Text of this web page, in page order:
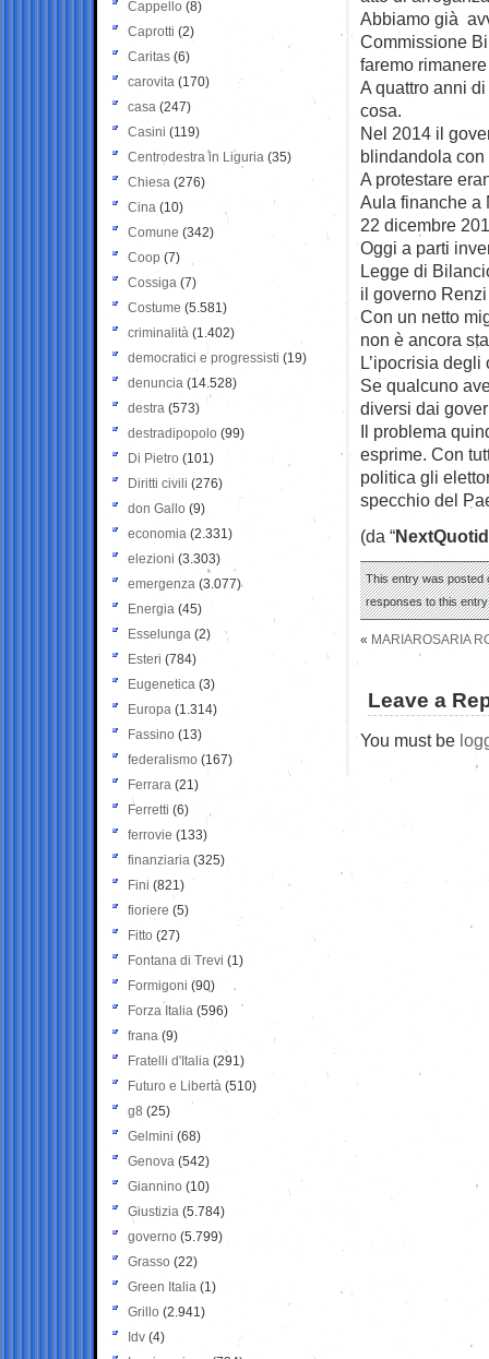
Abbiamo già
Commissione
faremo
A quattro anni
cosa.
Nel 2014 il
blindandola
A protestare
Aula finanche a
22 dicembre
Oggi a parti
Legge di
il governo
Con un netto
non è ancora
L’ipocrisia
Se qualcuno
diversi dai
Il problema
esprime. Con
politica gli
specchio del
(da “
This entry was posted
responses to this
« MARIAROSARIA
Leave a
You must be
Cappello (8)
Caprotti (2)
Caritas (6)
carovita (170)
casa (247)
Casini (119)
Centrodestra in Liguria (35)
Chiesa (276)
Cina (10)
Comune (342)
Coop (7)
Cossiga (7)
Costume (5.581)
criminalità (1.402)
democratici e progressisti (19)
denuncia (14.528)
destra (573)
destradipopolo (99)
Di Pietro (101)
Diritti civili (276)
don Gallo (9)
economia (2.331)
elezioni (3.303)
emergenza (3.077)
Energia (45)
Esselunga (2)
Esteri (784)
Eugenetica (3)
Europa (1.314)
Fassino (13)
federalismo (167)
Ferrara (21)
Ferretti (6)
ferrovie (133)
finanziaria (325)
Fini (821)
fioriere (5)
Fitto (27)
Fontana di Trevi (1)
Formigoni (90)
Forza Italia (596)
frana (9)
Fratelli d'Italia (291)
Futuro e Libertà (510)
g8 (25)
Gelmini (68)
Genova (542)
Giannino (10)
Giustizia (5.784)
governo (5.799)
Grasso (22)
Green Italia (1)
Grillo (2.941)
Idv (4)